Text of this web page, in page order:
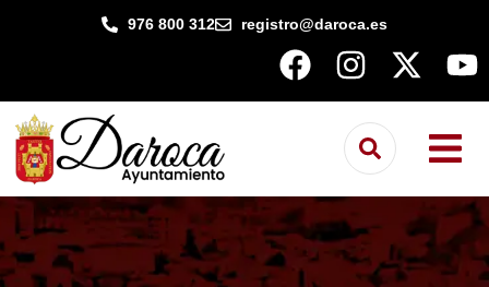
976 800 312 registro@daroca.es